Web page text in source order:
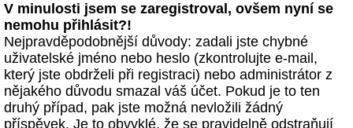
V minulosti jsem se zaregistroval, ovšem nyní se
nemohu přihlásit?!
Nejpravděpodobnější důvody: zadali jste chybné
uživatelské jméno nebo heslo (zkontrolujte e-mail,
který jste obdrželi při registraci) nebo administrátor z
nějakého důvodu smazal váš účet. Pokud je to ten
druhý případ, pak jste možná nevložili žádný
příspěvek. Je to obvyklé, že se pravidelně odstraňují